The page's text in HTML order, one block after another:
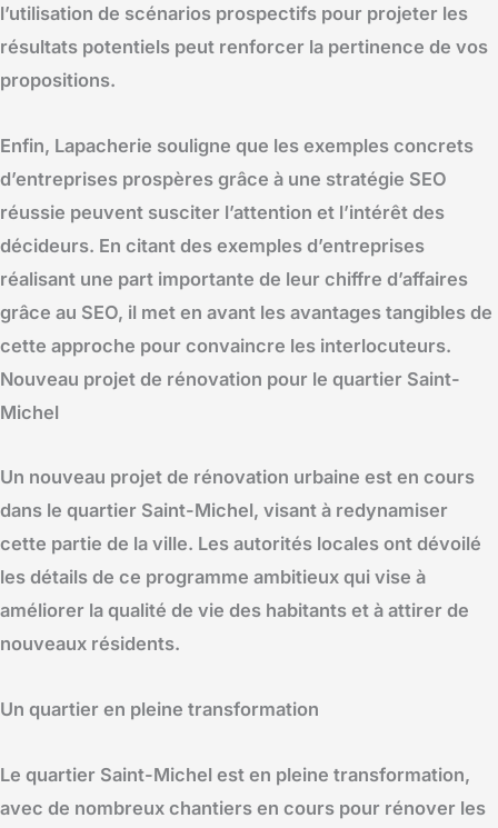
l’utilisation de scénarios prospectifs pour projeter les
résultats potentiels peut renforcer la pertinence de vos
propositions.
Enfin, Lapacherie souligne que les exemples concrets
d’entreprises prospères grâce à une stratégie SEO
réussie peuvent susciter l’attention et l’intérêt des
décideurs. En citant des exemples d’entreprises
réalisant une part importante de leur chiffre d’affaires
grâce au SEO, il met en avant les avantages tangibles de
cette approche pour convaincre les interlocuteurs.
Nouveau projet de rénovation pour le quartier Saint-
Michel
Un nouveau projet de rénovation urbaine est en cours
dans le quartier Saint-Michel, visant à redynamiser
cette partie de la ville. Les autorités locales ont dévoilé
les détails de ce programme ambitieux qui vise à
améliorer la qualité de vie des habitants et à attirer de
nouveaux résidents.
Un quartier en pleine transformation
Le quartier Saint-Michel est en pleine transformation,
avec de nombreux chantiers en cours pour rénover les